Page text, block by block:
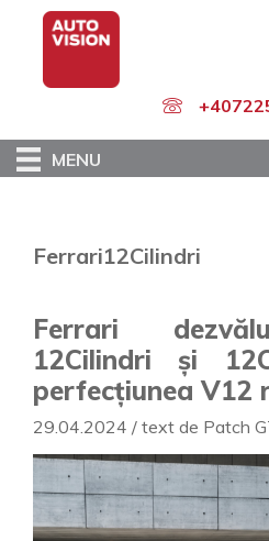
content
MENU
Ferrari12Cilindri
Ferrari
12Cilindri și
perfecțiunea V12
29.04.2024 / text de Patch